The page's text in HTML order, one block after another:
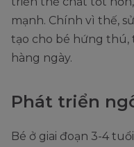
mạnh. Chính vì thế,
tạo cho bé hứng thú,
hàng ngày.
Phát triển
Bé ở giai đoạn 3-4